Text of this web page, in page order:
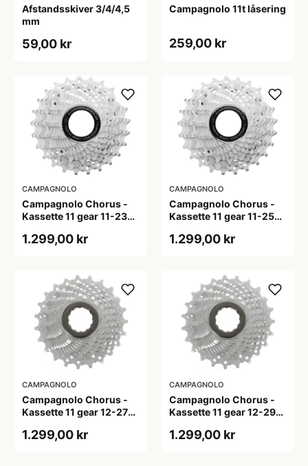
Afstandsskiver 3/4/4,5
mm
59,00 kr
Campagnolo 11t låsering
259,00 kr
CAMPAGNOLO
Campagnolo Chorus -
Kassette 11 gear 11-23
1.299,00 kr
CAMPAGNOLO
Campagnolo Chorus -
Kassette 11 gear 11-25
1.299,00 kr
CAMPAGNOLO
Campagnolo Chorus -
Kassette 11 gear 12-27
1.299,00 kr
CAMPAGNOLO
Campagnolo Chorus -
Kassette 11 gear 12-29
1.299,00 kr